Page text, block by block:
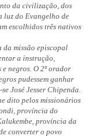
da civilização, dos
luz do Evangelho de
escolhidos três nativos
da missão episcopal
a instrução,
negros. O 2º orador
pudessem ganhar
José Jesser Chipenda.
dito pelos missionários
província do
província da
converter o povo